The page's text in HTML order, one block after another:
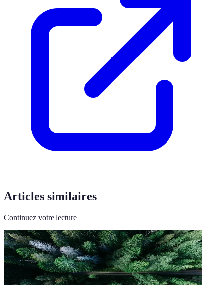
Articles similaires
Continuez votre lecture